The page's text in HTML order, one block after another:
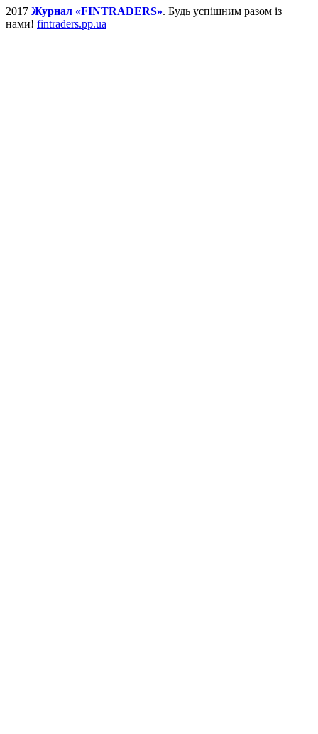
2017 Журнал «FINTRADERS». Будь успішним разом із
нами! fintraders.pp.ua